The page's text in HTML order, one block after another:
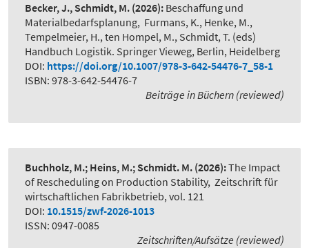
Becker, J., Schmidt, M. (2026): Beschaffung und
Materialbedarfsplanung, Furmans, K., Henke, M.,
Tempelmeier, H., ten Hompel, M., Schmidt, T. (eds)
Handbuch Logistik. Springer Vieweg, Berlin, Heidelberg
DOI: https://doi.org/10.1007/978-3-642-54476-7_58-1
ISBN: 978-3-642-54476-7
Beiträge in Büchern (reviewed)
Buchholz, M.; Heins, M.; Schmidt. M. (2026):The Impact
of Rescheduling on Production Stability, Zeitschrift für
wirtschaftlichen Fabrikbetrieb, vol. 121
DOI: 10.1515/zwf-2026-1013
ISSN: 0947-0085
Zeitschriften/Aufsätze (reviewed)